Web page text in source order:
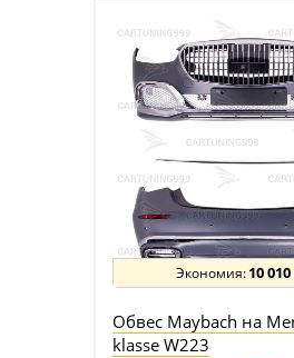
10
Обвес Maybach на
klasse W223